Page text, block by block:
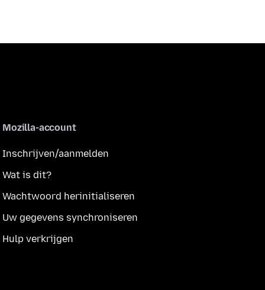
Mozilla-account
Inschrijven/aanmelden
Wat is dit?
Wachtwoord herinitialiseren
Uw gegevens synchroniseren
Hulp verkrijgen